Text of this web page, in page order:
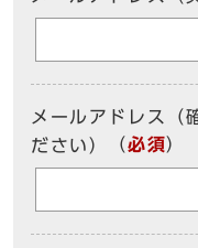
メールアドレス（
ださい）
（必須）